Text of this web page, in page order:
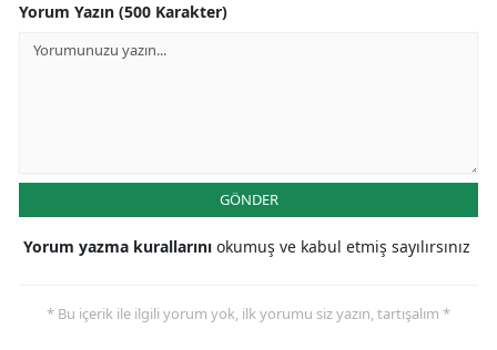
Yorum Yazın (500 Karakter)
GÖNDER
Yorum yazma kurallarını okumuş ve kabul etmiş sayılırsınız
* Bu içerik ile ilgili yorum yok, ilk yorumu siz yazın, tartışalım *